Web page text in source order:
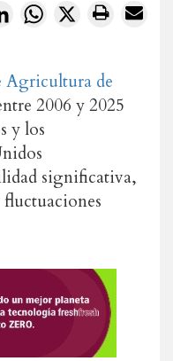
LinkedInWhatsApp
X
Agricultura de
2006 y 2025
y los
significativa,